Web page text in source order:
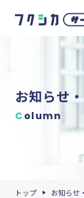
お知らせ
Column
トップ お知らせ